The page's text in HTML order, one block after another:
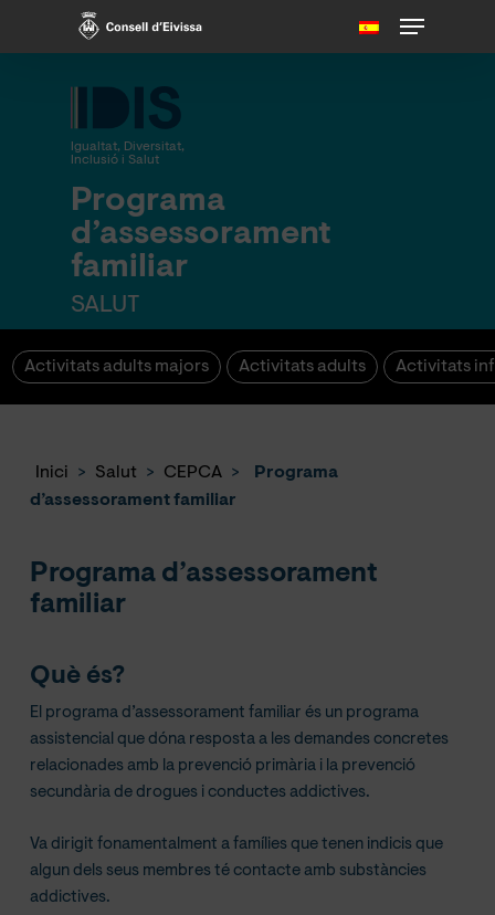
Menu
Igualtat, Diversitat,
Inclusió i Salut
Programa
d’assessorament
familiar
SALUT
Activitats adults majors Activitats adults Activitats
Inici > Salut > CEPCA >
Programa
d’assessorament familiar
Programa d’assessorament
familiar
Què és?
El programa d’assessorament familiar és un programa
assistencial que dóna resposta a les demandes concretes
relacionades amb la prevenció primària i la prevenció
secundària de drogues i conductes addictives.
Va dirigit fonamentalment a famílies que tenen indicis que
algun dels seus membres té contacte amb substàncies
addictives.